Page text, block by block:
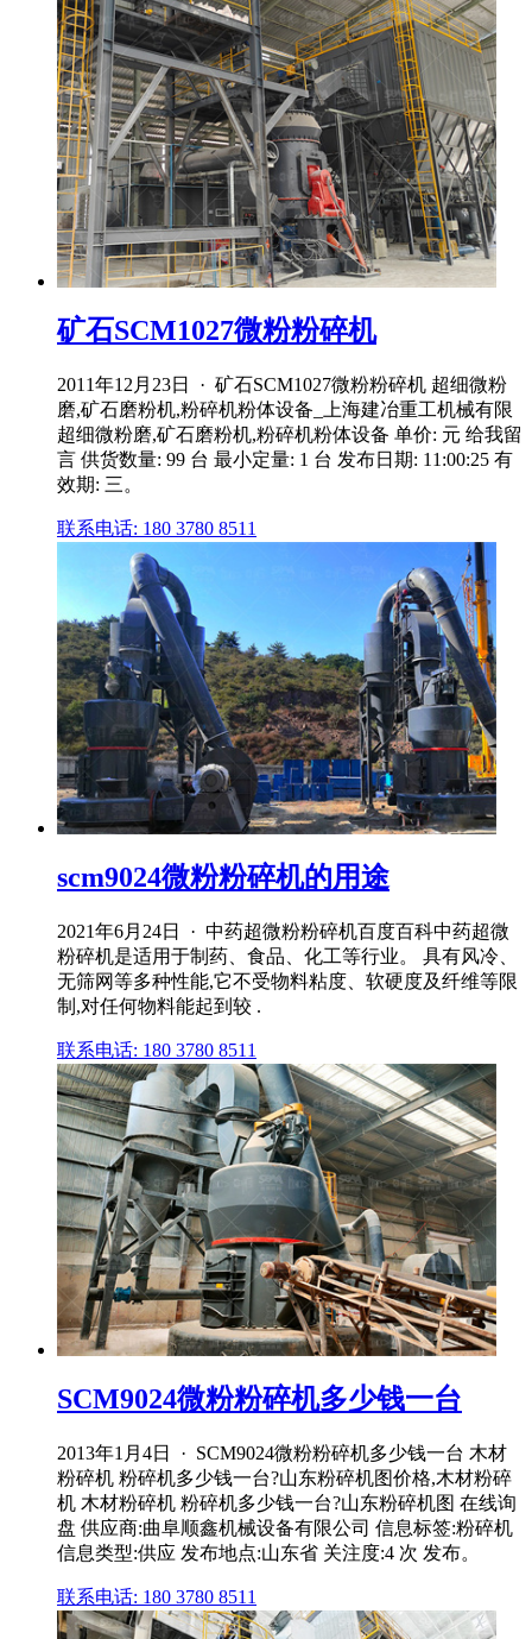
矿石SCM1027微粉粉碎机
2011年12月23日 · 矿石SCM1027微粉粉碎机 超细微粉
磨,矿石磨粉机,粉碎机粉体设备_上海建冶重工机械有限
超细微粉磨,矿石磨粉机,粉碎机粉体设备 单价: 元 给我留
言 供货数量: 99 台 最小定量: 1 台 发布日期: 11:00:25 有
效期: 三。
联系电话: 180 3780 8511
scm9024微粉粉碎机的用途
2021年6月24日 · 中药超微粉粉碎机百度百科中药超微
粉碎机是适用于制药、食品、化工等行业。 具有风冷、
无筛网等多种性能,它不受物料粘度、软硬度及纤维等限
制,对任何物料能起到较 .
联系电话: 180 3780 8511
SCM9024微粉粉碎机多少钱一台
2013年1月4日 · SCM9024微粉粉碎机多少钱一台 木材
粉碎机 粉碎机多少钱一台?山东粉碎机图价格,木材粉碎
机 木材粉碎机 粉碎机多少钱一台?山东粉碎机图 在线询
盘 供应商:曲阜顺鑫机械设备有限公司 信息标签:粉碎机
信息类型:供应 发布地点:山东省 关注度:4 次 发布。
联系电话: 180 3780 8511